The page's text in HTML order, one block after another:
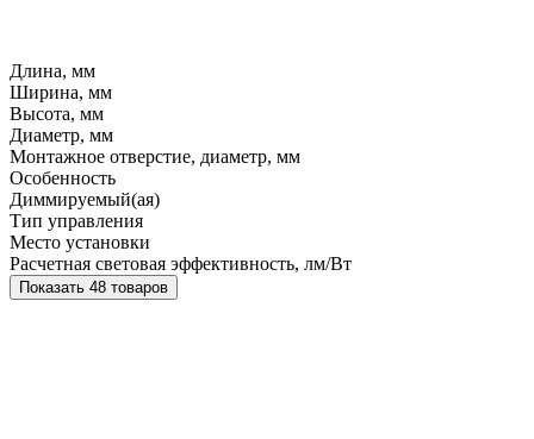
Длина, мм
Ширина, мм
Высота, мм
Диаметр, мм
Монтажное отверстие, диаметр, мм
Особенность
Диммируемый(ая)
Тип управления
Место установки
Расчетная световая эффективность, лм/Вт
Показать 48 товаров